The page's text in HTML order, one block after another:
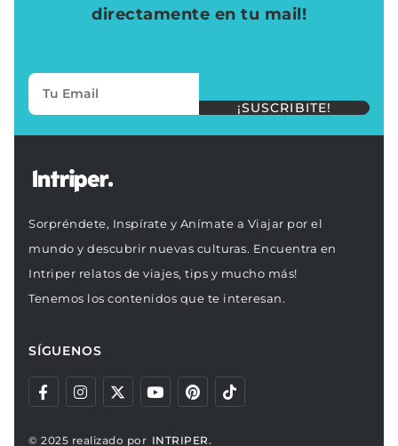
directamente en tu mail!
¡SUSCRIBITE!
Sorpréndete, Inspírate y Anímate a Viajar por el
mundo y descubrir nuevas culturas. Encuentra en
Intriper relatos de viajes, tips y mucho más!
Tenemos los contenidos que te interesan.
SÍGUENOS
© 2025 realizado por INTRIPER.